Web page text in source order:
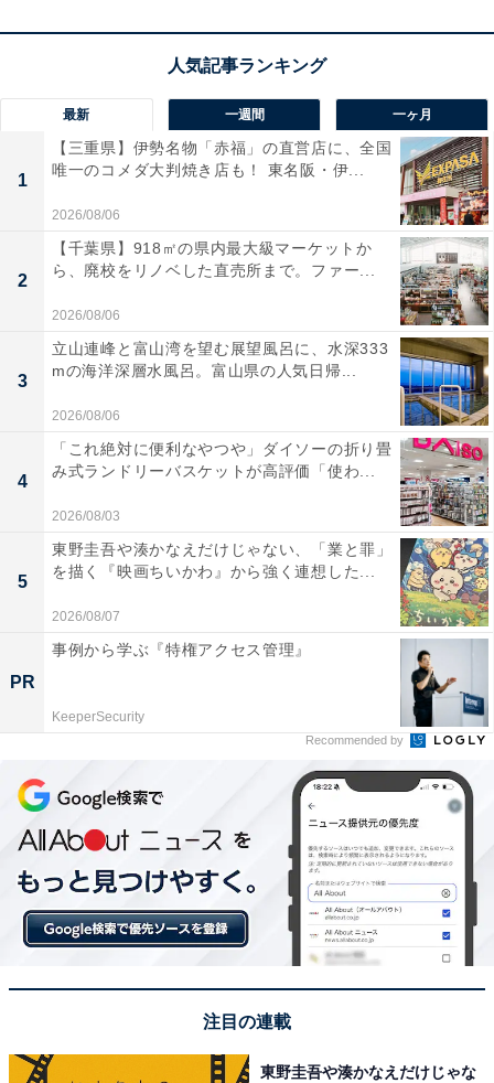
最新 一週間 一ヶ月
1
【三重県】伊勢名物「赤福」の直営店に、全国
唯一のコメダ大判焼き店も！ 東名阪・伊...
2026/08/06
2
【千葉県】918㎡の県内最大級マーケットか
ら、廃校をリノベした直売所まで。ファー...
2026/08/06
3
立山連峰と富山湾を望む展望風呂に、水深333
mの海洋深層水風呂。富山県の人気日帰...
2026/08/06
4
「これ絶対に便利なやつや」ダイソーの折り畳
み式ランドリーバスケットが高評価「使わ...
2026/08/03
5
東野圭吾や湊かなえだけじゃない、「業と罪」
を描く『映画ちいかわ』から強く連想した...
2026/08/07
PR
事例から学ぶ『特権アクセス管理』
KeeperSecurity
Recommended by
注目の連載
東野圭吾や湊かなえだけじゃな